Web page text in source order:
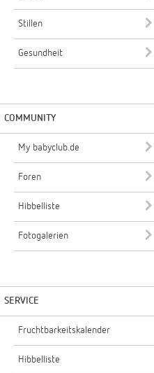
Stillen
Gesundheit
COMMUNITY
My babyclub.de
Foren
Hibbelliste
Fotogalerien
SERVICE
Fruchtbarkeitskalender
Hibbelliste